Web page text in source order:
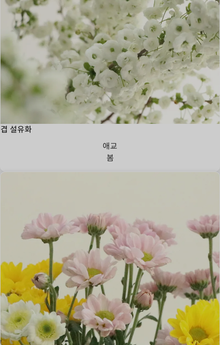
겹 설유화
애교
봄